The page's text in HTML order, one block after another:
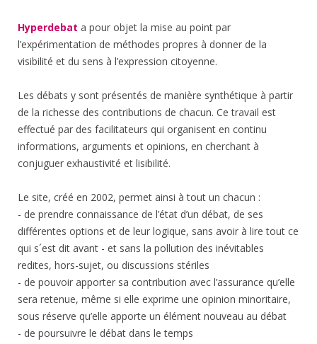
Hyperdebat a pour objet la mise au point par
l’expérimentation de méthodes propres à donner de la
visibilité et du sens à l’expression citoyenne.
Les débats y sont présentés de manière synthétique à partir
de la richesse des contributions de chacun. Ce travail est
effectué par des facilitateurs qui organisent en continu
informations, arguments et opinions, en cherchant à
conjuguer exhaustivité et lisibilité.
Le site, créé en 2002, permet ainsi à tout un chacun :
- de prendre connaissance de l’état d’un débat, de ses
différentes options et de leur logique, sans avoir à lire tout ce
qui s´est dit avant - et sans la pollution des inévitables
redites, hors-sujet, ou discussions stériles
- de pouvoir apporter sa contribution avec l’assurance qu’elle
sera retenue, même si elle exprime une opinion minoritaire,
sous réserve qu’elle apporte un élément nouveau au débat
- de poursuivre le débat dans le temps